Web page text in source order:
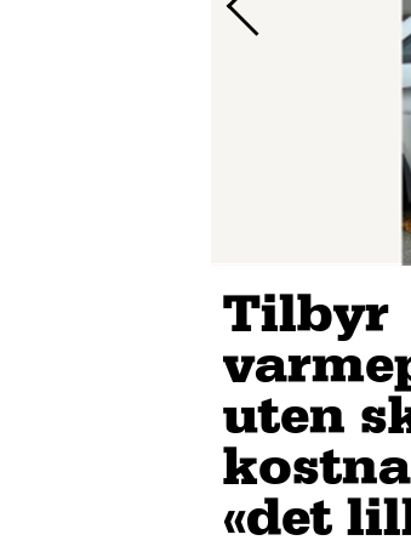
Tilbyr
uten
«det